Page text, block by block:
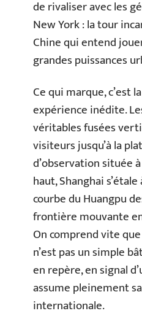
de rivaliser avec les
New York : la tour
Chine qui entend
grandes puissances
Ce qui marque, c’est
expérience inédite.
véritables fusées
visiteurs jusqu’à la
d’observation située
haut, Shanghai
courbe du Huangpu
frontière mouvante
On comprend vite
n’est pas un simple
en repère, en signal
assume pleinement
internationale.